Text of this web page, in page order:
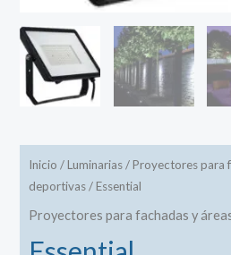
Inicio /Luminarias/Proyectores para
deportivas/ Essential
Proyectores para fachadas y